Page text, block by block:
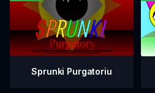
Sprunki Purgatoriu